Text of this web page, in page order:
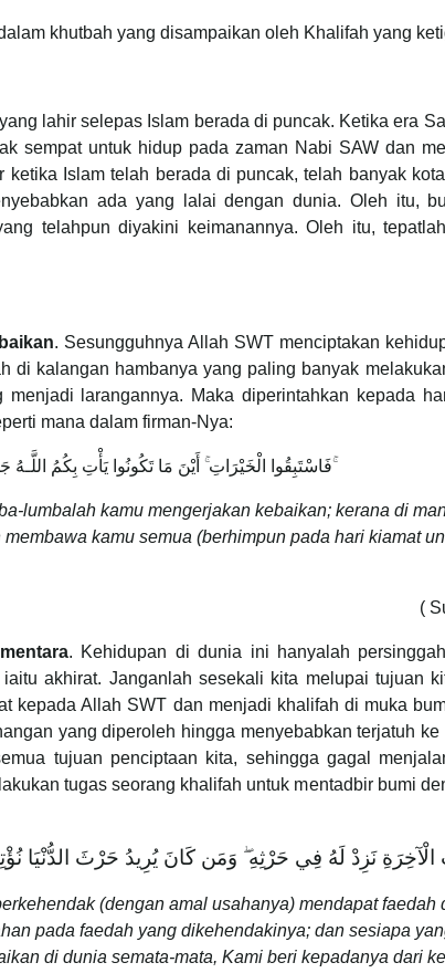
khutbah yang disampaikan oleh Khalifah yang
lahir selepas Islam berada di puncak. Ketika era
sempat untuk hidup pada zaman Nabi SAW dan
ketika Islam telah berada di puncak, telah banyak
ada yang lalai dengan dunia. Oleh itu,
telahpun diyakini keimanannya. Oleh itu,
. Sesungguhnya Allah SWT menciptakan
di kalangan hambanya yang paling banyak
larangannya. Maka diperintahkan kepada
mana dalam firman-Nya:
فَاسْتَبِقُوا الْخَيْرَاتِ ۚ أَيْنَ مَا تَكُونُوا يَأْتِ بِكُمُ اللَّـهُ جَمِيعًا ۚ
lumbalah kamu mengerjakan kebaikan; kerana di
kamu semua (berhimpun pada hari kiamat
(
. Kehidupan di dunia ini hanyalah
akhirat. Janganlah sesekali kita melupai tujuan
kepada Allah SWT dan menjadi khalifah di muka
yang diperoleh hingga menyebabkan terjatuh
tujuan penciptaan kita, sehingga gagal
tugas seorang khalifah untuk mentadbir bumi
نَزِدْ لَهُ فِي حَرْثِهِ ۖ وَمَن كَانَ يُرِيدُ حَرْثَ الدُّنْيَا
(dengan amal usahanya) mendapat faedah
pada faedah yang dikehendakinya; dan sesiapa
di dunia semata-mata, Kami beri kepadanya dari